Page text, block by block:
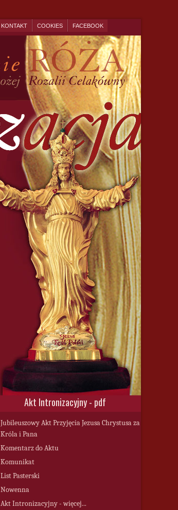
KONTAKT COOKIES FACEBOOK
Akt Intronizacyjny - pdf
Jubileuszowy Akt Przyjęcia Jezusa Chrystusa za
Króla i Pana
Komentarz do Aktu
Komunikat
List Pasterski
Nowenna
Akt Intronizacyjny - więcej...